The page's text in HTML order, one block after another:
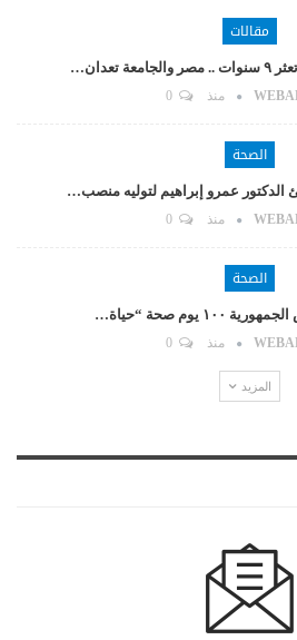
مقالات
تعدان…
منذ
الصحة
الدكتور عمرو إبراهيم لتوليه منصب…
منذ
الصحة
يوم صحة “حياة…
منذ
المزيد